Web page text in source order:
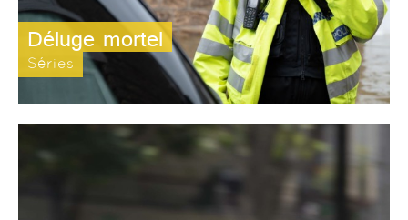
Déluge mortel
Séries